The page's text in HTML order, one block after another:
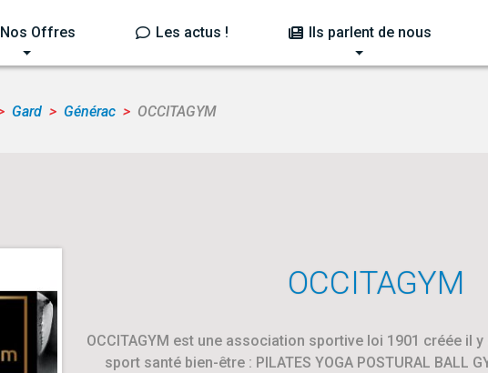
Nos Offres Les actus ! Ils parlent de nous
Gard Générac OCCITAGYM
OCCITAGYM
OCCITAGYM est une association sportive loi 1901 créée il
sport santé bien-être : PILATES YOGA POSTURAL BALL